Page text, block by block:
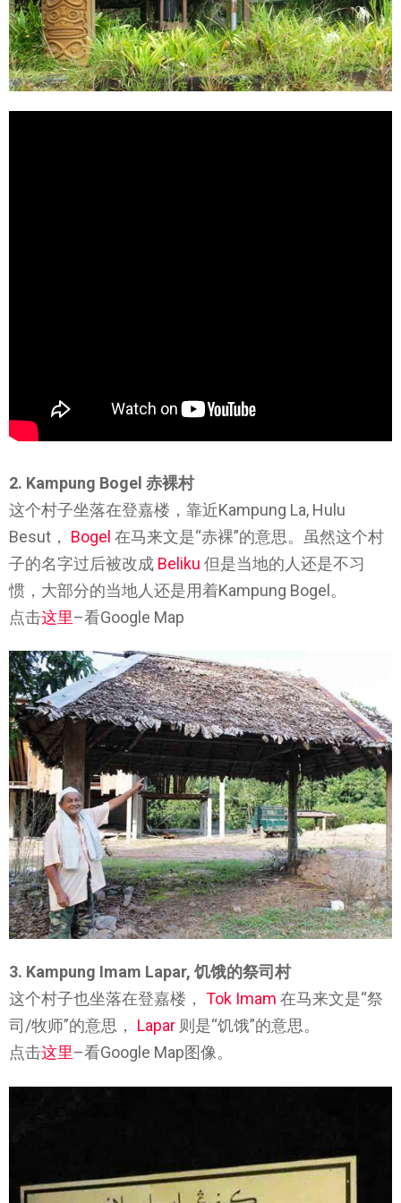
2. Kampung Bogel 赤裸村
这个村子坐落在登嘉楼，靠近Kampung La, Hulu
Besut， Bogel 在马来文是“赤裸”的意思。虽然这个村
子的名字过后被改成 Beliku 但是当地的人还是不习
惯，大部分的当地人还是用着Kampung Bogel。
点击这里–看Google Map
3. Kampung Imam Lapar, 饥饿的祭司村
这个村子也坐落在登嘉楼， Tok Imam 在马来文是“祭
司/牧师”的意思， Lapar 则是“饥饿”的意思。
点击这里–看Google Map图像。